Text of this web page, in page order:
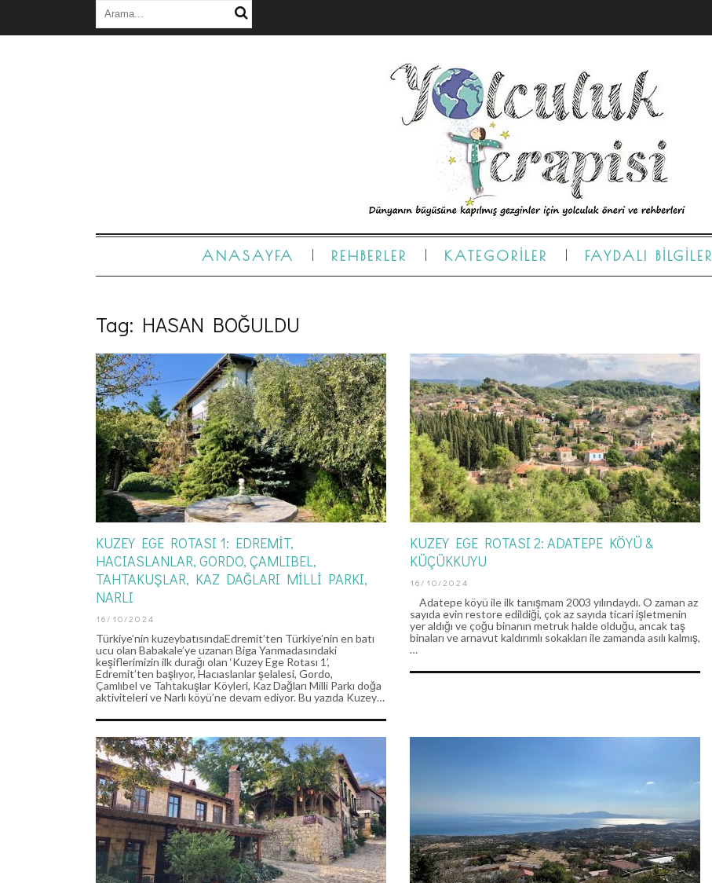
ANASAYFA REHBERLER KATEGORILER FAYDALI BILGILER
Tag: HASAN BOĞULDU
KUZEY EGE ROTASI 1: EDREMIT,
HACIASLANLAR, GORDO, ÇAMLIBEL,
TAHTAKUŞLAR, KAZ DAĞLARI MILLI PARKI,
NARLI
16/10/2024
Türkiye’nin kuzeybatısındaEdremit’ten Türkiye’nin en batı
ucu olan Babakale’ye uzanan Biga Yarımadasındaki
keşiflerimizin ilk durağı olan ‘Kuzey Ege Rotası 1’,
Edremit’ten başlıyor, Hacıaslanlar şelalesi, Gordo,
Çamlıbel ve Tahtakuşlar Köyleri, Kaz Dağları Milli Parkı doğa
aktiviteleri ve Narlı köyü’ne devam ediyor. Bu yazıda Kuzey…
KUZEY EGE ROTASI 2: ADATEPE KÖYÜ &
KÜÇÜKKUYU
16/10/2024
Adatepe köyü ile ilk tanışmam 2003 yılındaydı. O zaman az
sayıda evin restore edildiği, çok az sayıda ticari işletmenin
yer aldığı ve çoğu binanın metruk halde olduğu, ancak taş
binaları ve arnavut kaldırımlı sokakları ile zamanda asılı kalmış,
…